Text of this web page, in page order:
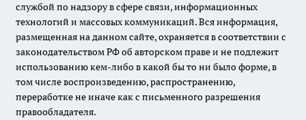
службой по надзору в сфере связи, информационных
технологий и массовых коммуникаций. Вся информация,
размещенная на данном сайте, охраняется в соответствии с
законодательством РФ об авторском праве и не подлежит
использованию кем-либо в какой бы то ни было форме, в
том числе воспроизведению, распространению,
переработке не иначе как с письменного разрешения
правообладателя.